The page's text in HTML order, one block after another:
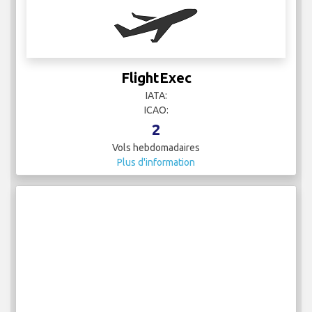
FlightExec
IATA:
ICAO:
2
Vols hebdomadaires
Plus d'information